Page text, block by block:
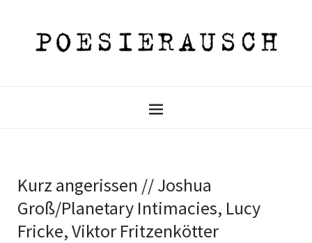
Kurz angerissen // Joshua
Groß/Planetary Intimacies, Lucy
Fricke, Viktor Fritzenkötter